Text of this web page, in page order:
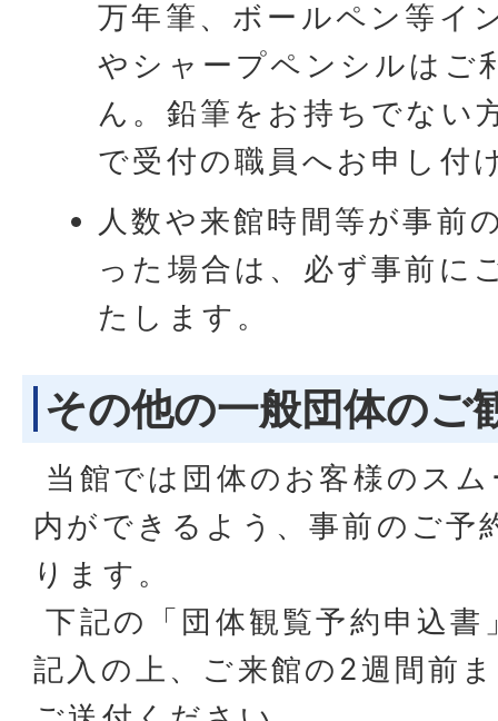
万年筆、ボールペン等イ
やシャープペンシルはご
ん。鉛筆をお持ちでない
で受付の職員へお申し付
人数や来館時間等が事前
った場合は、必ず事前に
たします。
その他の一般団体のご
当館では団体のお客様のス
内ができるよう、事前のご予
ります。
下記の「団体観覧予約申込
記入の上、ご来館の2週間前